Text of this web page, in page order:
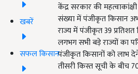
खबरें
सफल किसान
केंद्र सरकार की
संख्या में पंजीकृत किसान
राज्य में पंजीकृत 39
लगभग सभी बड़े राज्यों का
पंजीकृत किसानों को लाभ देने
तीसरी किस्त सूची के बीच